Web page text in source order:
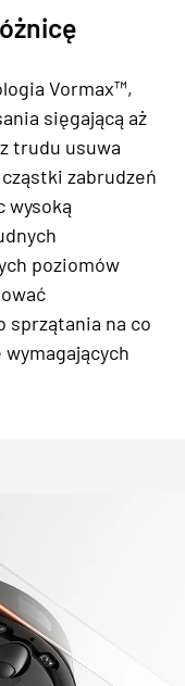
Vormax™,
sięgającą aż
trudu usuwa
zabrudzeń
wysoką
poziomów
sprzątania na co